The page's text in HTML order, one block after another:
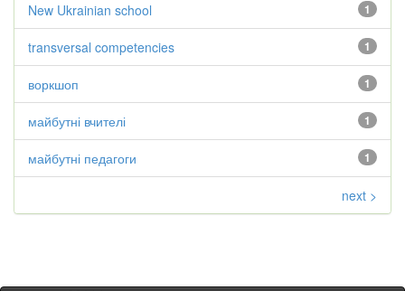
1
New Ukrainian school
1
transversal competencies
1
воркшоп
1
майбутні вчителі
1
майбутні педагоги
next >